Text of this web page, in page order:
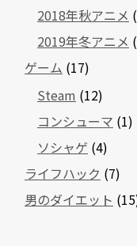
2018年秋アニメ
2019年冬アニメ
ゲーム (17)
Steam (12)
コンシューマ (1)
ソシャゲ (4)
ライフハック (7)
男のダイエット